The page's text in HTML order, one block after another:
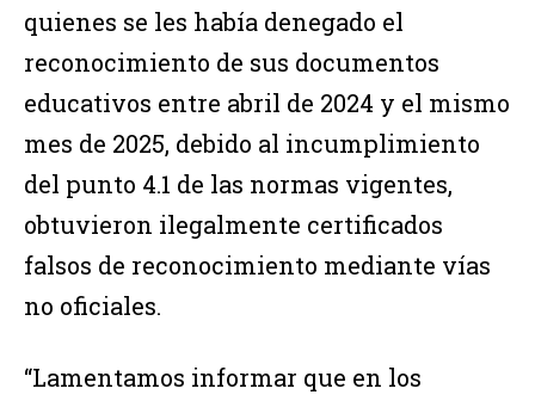
quienes se les había denegado el
reconocimiento de sus documentos
educativos entre abril de 2024 y el mismo
mes de 2025, debido al incumplimiento
del punto 4.1 de las normas vigentes,
obtuvieron ilegalmente certificados
falsos de reconocimiento mediante vías
no oficiales.
“Lamentamos informar que en los